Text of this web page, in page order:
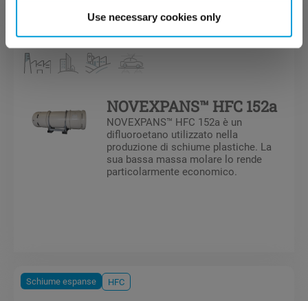
Use necessary cookies only
NOVEXPANS™ HFC 152a
NOVEXPANS™ HFC 152a è un
difluoroetano utilizzato nella
produzione di schiume plastiche. La
sua bassa massa molare lo rende
particolarmente economico.
Schiume espanse HFC